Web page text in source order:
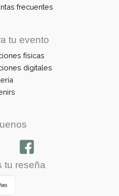
frecuentes
tu evento
físicas
digitales
tu reseña